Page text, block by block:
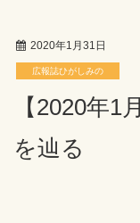
2020年1月31日
広報誌ひがしみの
【2020年1月号】明智光秀のルーツ
を辿る